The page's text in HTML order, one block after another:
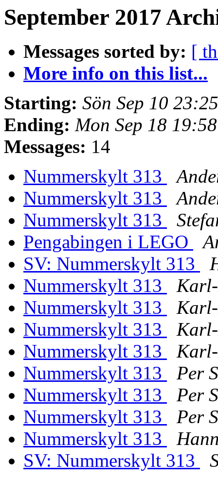
September 2017
Messages sorted by: [
More info on this list...
Starting: Sön Sep 10
Ending: Mon Sep 18
Messages: 14
Nummerskylt 313
Nummerskylt 313
Nummerskylt 313
Pengabingen i LEGO
SV: Nummerskylt 313
Nummerskylt 313
Nummerskylt 313
Nummerskylt 313
Nummerskylt 313
Nummerskylt 313
Per
Nummerskylt 313
Per
Nummerskylt 313
Per
Nummerskylt 313
SV: Nummerskylt 313